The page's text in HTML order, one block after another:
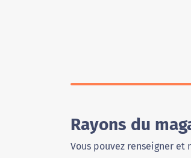
Rayons du
Vous pouvez renseigner et